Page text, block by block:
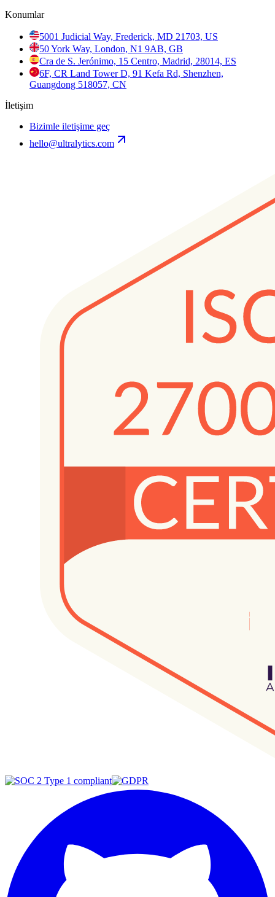
Konumlar
5001 Judicial Way, Frederick, MD 21703, US
50 York Way, London, N1 9AB, GB
Cra de S. Jerónimo, 15 Centro, Madrid, 28014, ES
6F, CR Land Tower D, 91 Kefa Rd, Shenzhen,
Guangdong 518057, CN
İletişim
Bizimle iletişime geç
hello@ultralytics.com